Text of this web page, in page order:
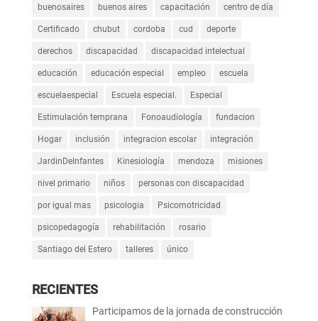
buenosaires buenos aires capacitación centro de día
Certificado chubut cordoba cud deporte
derechos discapacidad discapacidad intelectual
educación educación especial empleo escuela
escuelaespecial Escuela especial. Especial
Estimulación temprana Fonoaudiología fundacion
Hogar inclusión integracion escolar integración
JardinDeInfantes Kinesiología mendoza misiones
nivel primario niños personas con discapacidad
por igual mas psicologia Psicomotricidad
psicopedagogía rehabilitación rosario
Santiago del Estero talleres único
RECIENTES
Participamos de la jornada de construcción